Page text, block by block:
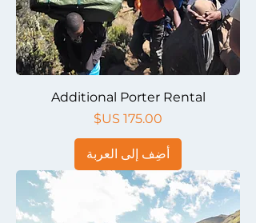
Additional Porter Rental
السعر
أضِف إلى العربة